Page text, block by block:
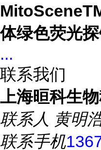
体绿色荧光探
...
联系我们
上海晅科生
联系人 黄明
联系手机